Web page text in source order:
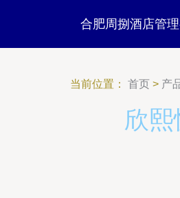
合肥周捌酒店管
当前位置： 首页 > 产
欣